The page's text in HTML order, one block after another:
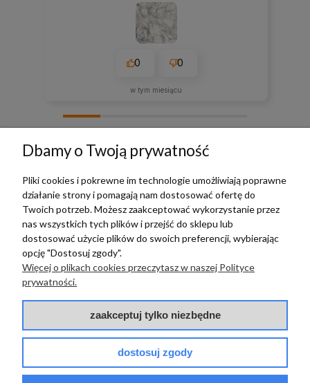
0 0
w tym miesiącu
TERRADECO
BAZA WIEDZY
PŁATNOŚCI I DOSTAWA
Dbamy o Twoją prywatność
Pliki cookies i pokrewne im technologie umożliwiają poprawne
działanie strony i pomagają nam dostosować ofertę do
Twoich potrzeb. Możesz zaakceptować wykorzystanie przez
nas wszystkich tych plików i przejść do sklepu lub
dostosować użycie plików do swoich preferencji, wybierając
opcję "Dostosuj zgody".
Więcej o plikach cookies przeczytasz w naszej Polityce
prywatności.
zaakceptuj tylko niezbędne
dostosuj zgody